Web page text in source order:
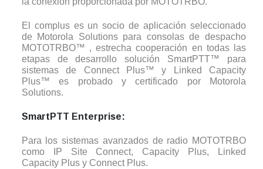
El complus es un socio de aplicación seleccionado
de Motorola Solutions para consolas de despacho
MOTOTRBO™ , estrecha cooperación en todas las
etapas de desarrollo solución SmartPTT™ para
sistemas de Connect Plus™ y Linked Capacity
Plus™ es probado y certificado por Motorola
Solutions.
SmartPTT Enterprise:
Para los sistemas avanzados de radio MOTOTRBO
como IP Site Connect, Capacity Plus, Linked
Capacity Plus y Connect Plus.